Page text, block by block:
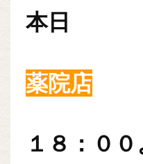
本日
薬院店
１８：００